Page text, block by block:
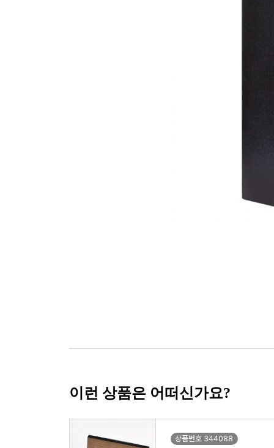
이런 상품은 어떠신가요?
상품번호 344088